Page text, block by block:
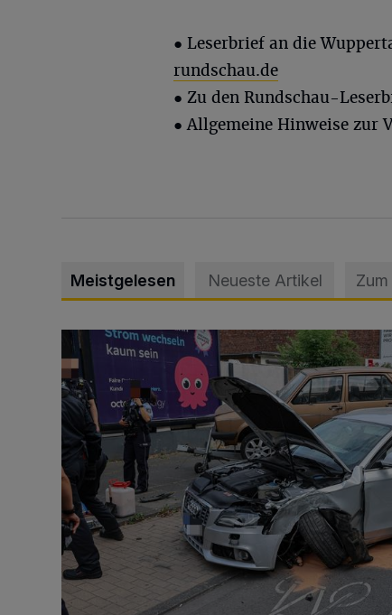
● Leserbrief an die
rundschau.de
● Zu den Rundschau-
● Allgemeine Hinweise zur
Meistgelesen Neueste Artikel
Schwerer Unfall mit 2,48 Promille